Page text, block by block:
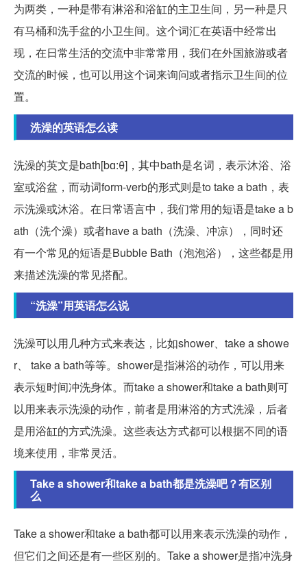
为两类，一种是带有淋浴和浴缸的主卫生间，另一种是只
有马桶和洗手盆的小卫生间。这个词汇在英语中经常出
现，在日常生活的交流中非常常用，我们在外国旅游或者
交流的时候，也可以用这个词来询问或者指示卫生间的位
置。
洗澡的英语怎么读
洗澡的英文是bath[bɑ:θ]，其中bath是名词，表示沐浴、浴
室或浴盆，而动词form-verb的形式则是to take a bath，表
示洗澡或沐浴。在日常语言中，我们常用的短语是take a b
ath（洗个澡）或者have a bath（洗澡、冲凉），同时还
有一个常见的短语是Bubble Bath（泡泡浴），这些都是用
来描述洗澡的常见搭配。
“洗澡”用英语怎么说
洗澡可以用几种方式来表达，比如shower、take a showe
r、 take a bath等等。shower是指淋浴的动作，可以用来
表示短时间冲洗身体。而take a shower和take a bath则可
以用来表示洗澡的动作，前者是用淋浴的方式洗澡，后者
是用浴缸的方式洗澡。这些表达方式都可以根据不同的语
境来使用，非常灵活。
Take a shower和take a bath都是洗澡吧？有区别
么
Take a shower和take a bath都可以用来表示洗澡的动作，
但它们之间还是有一些区别的。Take a shower是指冲洗身